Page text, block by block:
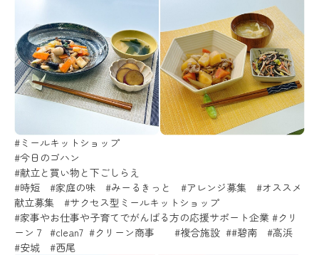
#ミールキットショップ
#今日のゴハン
#献立と買い物と下ごしらえ
#時短 #家庭の味 #みーるきっと #アレンジ募集 #オススメ
献立募集 #サクセス型ミールキットショップ
#家事やお仕事や子育てでがんばる方の応援サポート企業 #クリ
ーン７ #clean7 #クリーン商事 #複合施設 ##碧南 #高浜
#安城 #西尾